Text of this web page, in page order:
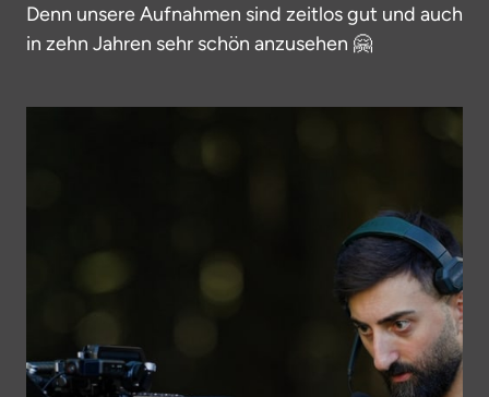
Denn unsere Aufnahmen sind zeitlos gut und auch
in zehn Jahren sehr schön anzusehen 🤗